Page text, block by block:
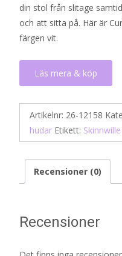
din stol från slitage
och att sitta på. Här är
färgen vit.
Läs mera & köp
Artikelnr: 26-12158
hudar Etikett: Skinnwille
Recensioner (0)
Recensioner